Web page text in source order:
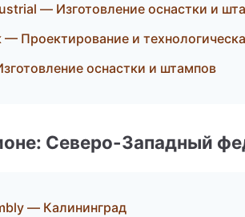
— Изготовление оснастки и
Проектирование и
оснастки и штампов
Северо-Западный
— Калининград